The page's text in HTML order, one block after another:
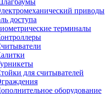
приводы
доступа
терминалы
для считывателей
оборудование